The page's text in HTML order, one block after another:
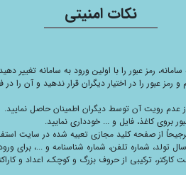
نکات امنیتی
رمز عبور را با اولین ورود به سامانه تغییر
و رمز عبور را در اختیار دیگران قرار ندهید و آن را
از عدم رویت آن توسط دیگران اطمینان حاصل نمایید.
بروی کاغذ، فایل و ... خودداری نمایید.
از صفحه کلید مجازی تعبیه شده در سایت
تولد، شماره تلفن، شماره شناسنامه و ...، برای
ترکیبی از حروف بزرگ و کوچک، اعداد و